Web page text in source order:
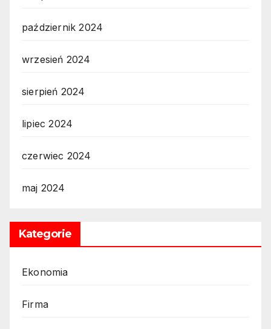
październik 2024
wrzesień 2024
sierpień 2024
lipiec 2024
czerwiec 2024
maj 2024
Kategorie
Ekonomia
Firma